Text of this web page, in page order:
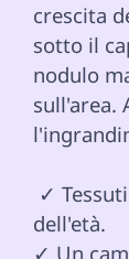
crescita
sotto il
nodulo
sull'area.
dell'età.
✓ Un